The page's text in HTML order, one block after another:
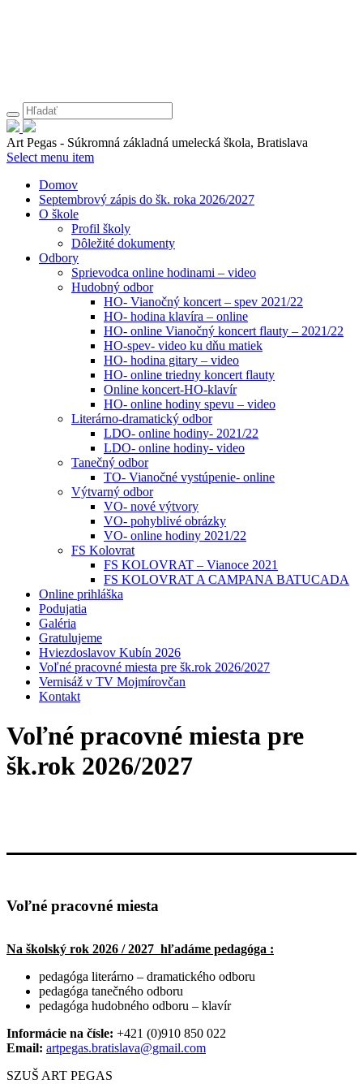
Art Pegas - Súkromná základná umelecká škola, Bratislava
Select menu item
Domov
Septembrový zápis do šk. roka 2026/2027
O škole
Profil školy
Dôležité dokumenty
Odbory
Sprievodca online hodinami – video
Hudobný odbor
HO- Vianočný koncert – spev 2021/22
HO- hodina klavíra – online
HO- online Vianočný koncert flauty – 2021/22
HO-spev- video ku dňu matiek
HO- hodina gitary – video
HO- online triedny koncert flauty
Online koncert-HO-klavír
HO- online hodiny spevu – video
Literárno-dramatický odbor
LDO- online hodiny- 2021/22
LDO- online hodiny- video
Tanečný odbor
TO- Vianočné vystúpenie- online
Výtvarný odbor
VO- nové výtvory
VO- pohyblivé obrázky
VO- online hodiny 2021/22
FS Kolovrat
FS KOLOVRAT – Vianoce 2021
FS KOLOVRAT A CAMPANA BATUCADA
Online prihláška
Podujatia
Galéria
Gratulujeme
Hviezdoslavov Kubín 2026
Voľné pracovné miesta pre šk.rok 2026/2027
Vernisáž v TV Mojmírovčan
Kontakt
Voľné pracovné miesta pre
šk.rok 2026/2027
Voľné pracovné miesta
Na školský rok 2026 / 2027 hľadáme pedagóga :
pedagóga literárno – dramatického odboru
pedagóga tanečného odboru
pedagóga hudobného odboru – klavír
Informácie na čísle: +421 (0)910 850 022
Email: artpegas.bratislava@gmail.com
SZUŠ ART PEGAS